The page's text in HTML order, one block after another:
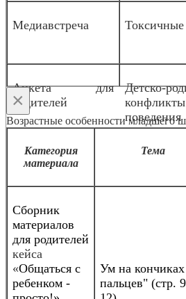
Медиавстреча Токсичные
Анкета для
родителей
Детско-
поведения
×
Возрастные особенности младшего
Категория
материала
Тема
Сборник
материалов
для родителей
кейса
«Общаться с
ребенком -
Ум на кончиках
пальцев" (стр.